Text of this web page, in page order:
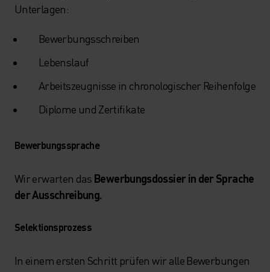
Unterlagen:
Bewerbungsschreiben
Lebenslauf
Arbeitszeugnisse in chronologischer Reihenfolge
Diplome und Zertifikate
Bewerbungssprache
Wir erwarten das Bewerbungsdossier in der Sprache
der Ausschreibung.
Selektionsprozess
In einem ersten Schritt prüfen wir alle Bewerbungen